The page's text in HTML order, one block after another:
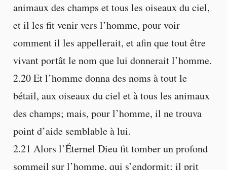
animaux des champs et tous les oiseaux du ciel,
et il les fit venir vers l’homme, pour voir
comment il les appellerait, et afin que tout être
vivant portât le nom que lui donnerait l’homme.
2.20 Et l’homme donna des noms à tout le
bétail, aux oiseaux du ciel et à tous les animaux
des champs; mais, pour l’homme, il ne trouva
point d’aide semblable à lui.
2.21 Alors l’Éternel Dieu fit tomber un profond
sommeil sur l’homme, qui s’endormit; il prit